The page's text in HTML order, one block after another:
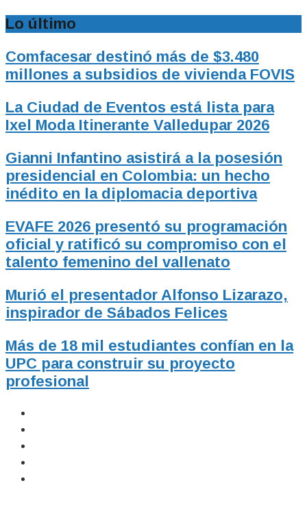
Lo último
Comfacesar destinó más de $3.480
millones a subsidios de vivienda FOVIS
La Ciudad de Eventos está lista para
Ixel Moda Itinerante Valledupar 2026
Gianni Infantino asistirá a la posesión
presidencial en Colombia: un hecho
inédito en la diplomacia deportiva
EVAFE 2026 presentó su programación
oficial y ratificó su compromiso con el
talento femenino del vallenato
Murió el presentador Alfonso Lizarazo,
inspirador de Sábados Felices
Más de 18 mil estudiantes confían en la
UPC para construir su proyecto
profesional